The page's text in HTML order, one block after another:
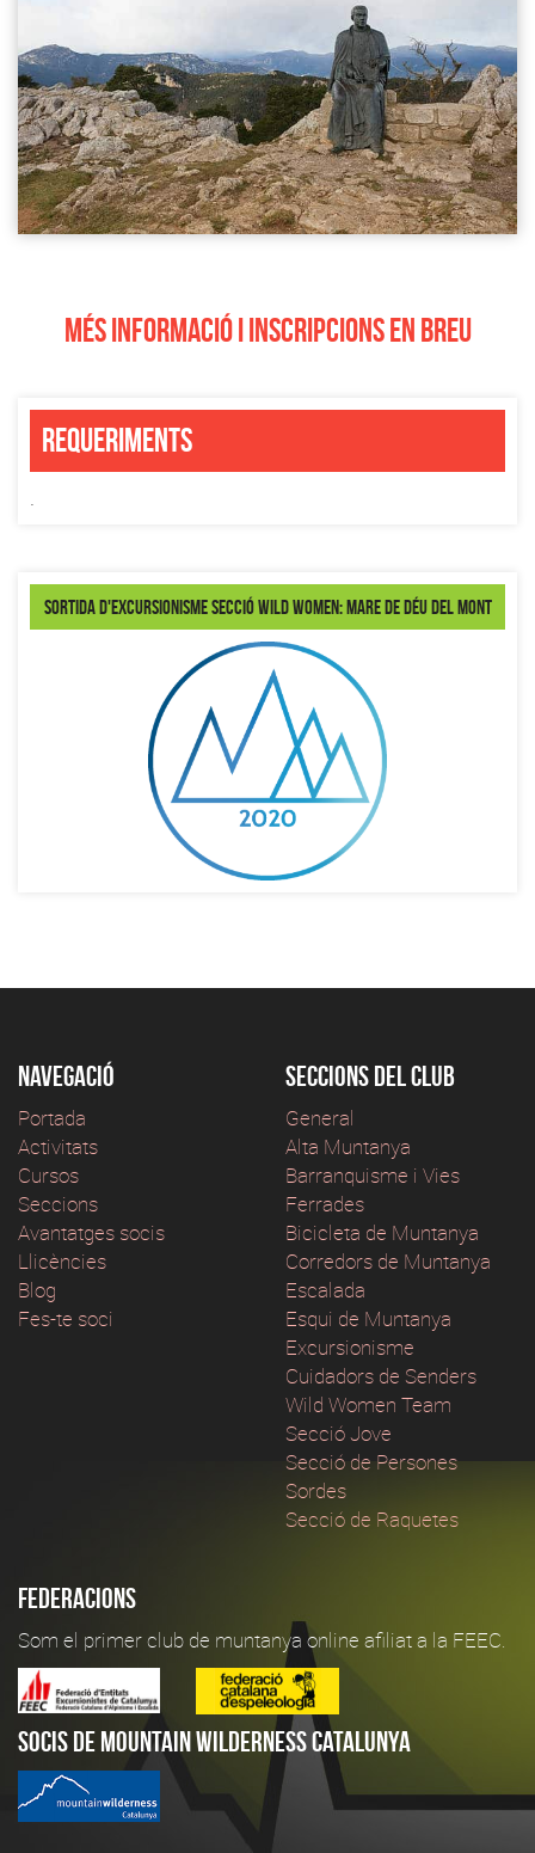
MÉS INFORMACIÓ I INSCRIPCIONS EN BREU
Requeriments
.
Sortida d'excursionisme secció Wild Women: Mare de Déu del Mont
Navegació
Portada
Activitats
Cursos
Seccions
Avantatges socis
Llicències
Blog
Fes-te soci
Seccions del club
General
Alta Muntanya
Barranquisme i Vies
Ferrades
Bicicleta de Muntanya
Corredors de Muntanya
Escalada
Esqui de Muntanya
Excursionisme
Cuidadors de Senders
Wild Women Team
Secció Jove
Secció de Persones
Sordes
Secció de Raquetes
Federacions
Som el primer club de muntanya online afiliat a la FEEC.
Socis de Mountain Wilderness Catalunya